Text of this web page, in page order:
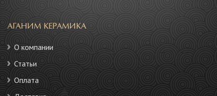
АГАНИМ КЕРАМИКА
О компании
Статьи
Оплата